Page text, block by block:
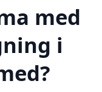
med
i